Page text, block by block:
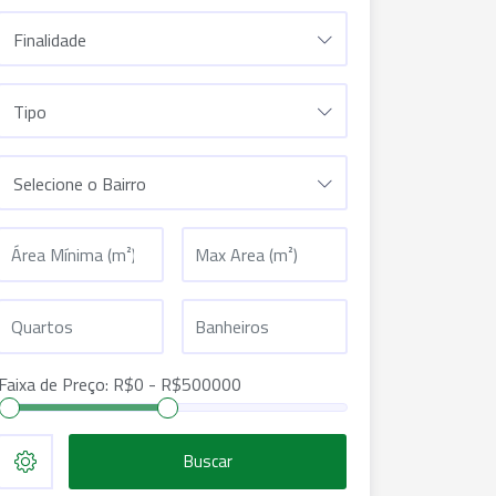
Finalidade
Tipo
Selecione o Bairro
de Preço: R$0 - R$500000
Buscar